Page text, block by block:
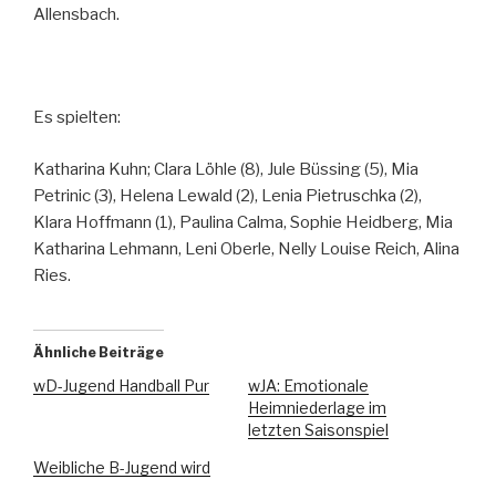
Allensbach.
Es spielten:
Katharina Kuhn; Clara Löhle (8), Jule Büssing (5), Mia
Petrinic (3), Helena Lewald (2), Lenia Pietruschka (2),
Klara Hoffmann (1), Paulina Calma, Sophie Heidberg, Mia
Katharina Lehmann, Leni Oberle, Nelly Louise Reich, Alina
Ries.
Ähnliche Beiträge
wD-Jugend Handball Pur
wJA: Emotionale
Heimniederlage im
letzten Saisonspiel
Weibliche B-Jugend wird